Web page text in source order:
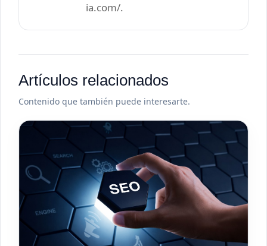
ia.com/.
Artículos relacionados
Contenido que también puede interesarte.